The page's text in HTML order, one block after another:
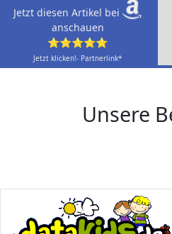
Jetzt diesen Artikel bei
anschauen
⭐⭐⭐⭐⭐
Jetzt klicken!- Partnerlink*
Unsere